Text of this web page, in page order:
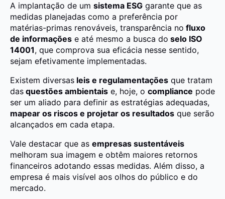
A implantação de um sistema ESG garante que as
medidas planejadas como a preferência por
matérias-primas renováveis, transparência no fluxo
de informações e até mesmo a busca do selo ISO
14001, que comprova sua eficácia nesse sentido,
sejam efetivamente implementadas.
Existem diversas leis e regulamentações que tratam
das questões ambientais e, hoje, o compliance pode
ser um aliado para definir as estratégias adequadas,
mapear os riscos e projetar os resultados que serão
alcançados em cada etapa.
Vale destacar que as empresas sustentáveis
melhoram sua imagem e obtêm maiores retornos
financeiros adotando essas medidas. Além disso, a
empresa é mais visível aos olhos do público e do
mercado.